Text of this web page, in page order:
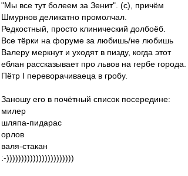
"Мы все тут болеем за Зенит". (с), причём
Шмурнов деликатно промолчал.
Редкостный, просто клинический долбоёб.
Все тёрки на форуме за любишь/не любишь
Валеру меркнут и уходят в пизду, когда этот
еблан рассказывает про львов на гербе города.
Пётр I переворачиваеца в гробу.
Заношу его в почётный список посередине:
милер
шляпа-пидарас
орлов
валя-стакан
:-)))))))))))))))))))))))